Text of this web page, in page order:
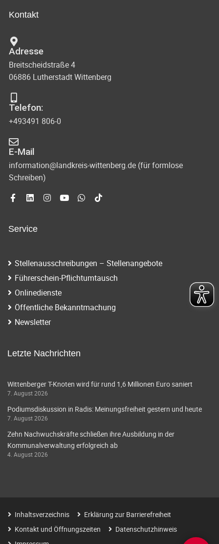
Kontakt
Adresse
Breitscheidstraße 4
06886 Lutherstadt Wittenberg
Telefon:
+493491 806-0
E-Mail
information@landkreis-wittenberg.de (für formlose
Schreiben)
Service
Stellenausschreibungen – Stellenangebote
Führerschein-Pflichtumtausch
Onlinedienste
Öffentliche Bekanntmachung
Newsletter
Letzte Nachrichten
Wittenberger T-Knoten wird für rund 1,6 Millionen Euro saniert
7. August 2026
Podiumsdiskussion in Radis: Meinungsfreiheit gestern und heute
7. August 2026
Zehn Nachwuchskräfte schließen ihre Ausbildung in der
Kommunalverwaltung erfolgreich ab
4. August 2026
Inhaltsverzeichnis
Erklärung zur Barrierefreiheit
Kontakt und Öffnungszeiten
Datenschutzhinweis